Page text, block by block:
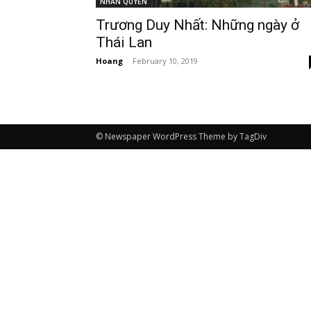
Trương Duy Nhất: Những ngày ở
Thái Lan
Hoang - February 10, 2019
© Newspaper WordPress Theme by TagDiv